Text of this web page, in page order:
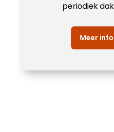
periodiek
Meer